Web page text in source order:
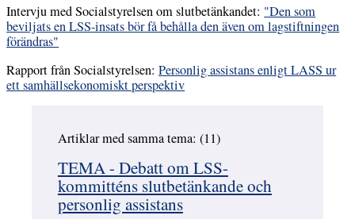
Intervju med Socialstyrelsen om slutbetänkandet: "Den som
beviljats en LSS-insats bör få behålla den även om lagstiftningen
förändras"
Rapport från Socialstyrelsen:Personlig assistans enligt LASS ur
ett samhällsekonomiskt perspektiv
Artiklar med samma tema: (11)
TEMA - Debatt om LSS-
kommitténs slutbetänkande och
personlig assistans